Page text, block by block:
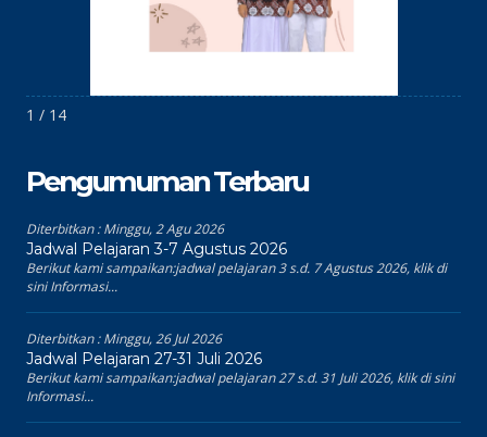
1 / 14
Pengumuman Terbaru
Diterbitkan :Minggu, 2 Agu 2026
Jadwal Pelajaran 3-7 Agustus 2026
Berikut kami sampaikan:jadwal pelajaran 3 s.d. 7 Agustus 2026, klik di
sini Informasi...
Diterbitkan :Minggu, 26 Jul 2026
Jadwal Pelajaran 27-31 Juli 2026
Berikut kami sampaikan:jadwal pelajaran 27 s.d. 31 Juli 2026, klik di sini
Informasi...